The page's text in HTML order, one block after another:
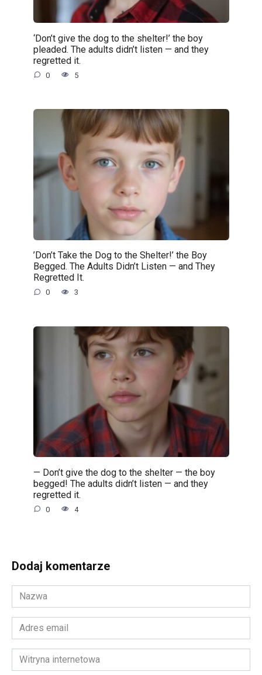
‘Don’t give the dog to the shelter!’ the boy
pleaded. The adults didn’t listen — and they
regretted it.
0 5
’Don’t Take the Dog to the Shelter!’ the Boy
Begged. The Adults Didn’t Listen — and They
Regretted It.
0 3
— Don’t give the dog to the shelter — the boy
begged! The adults didn’t listen — and they
regretted it.
0 4
Dodaj komentarze
Nazwa
*
Adres
email
*Witryna
internetowa